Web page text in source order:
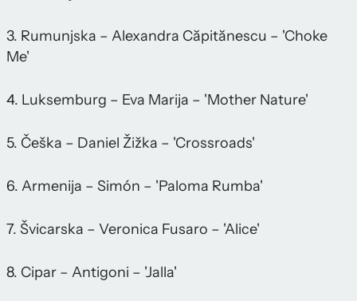
3. Rumunjska – Alexandra Căpitănescu – 'Choke
Me'
4. Luksemburg – Eva Marija – 'Mother Nature'
5. Češka – Daniel Žižka – 'Crossroads'
6. Armenija – Simón – 'Paloma Rumba'
7. Švicarska – Veronica Fusaro – 'Alice'
8. Cipar – Antigoni – 'Jalla'